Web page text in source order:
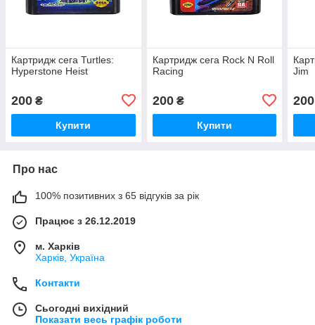
Картридж сега Turtles:
Hyperstone Heist
200 ₴
Купити
Картридж сега Rock N Roll
Racing
200₴
Купити
Jim
200
Про нас
100% позитивних з 65 відгуків за рік
Працює з 26.12.2019
м. Харків
Харків, Україна
Контакти
Сьогодні вихідний
Показати весь графік роботи